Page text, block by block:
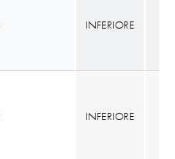
INFERIORE
INFERIORE